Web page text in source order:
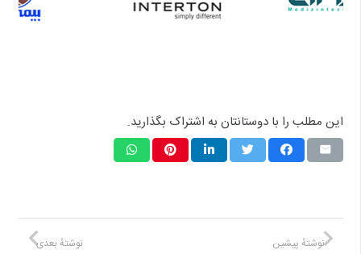
این مطلب را با دوستانتان به اشتراک بگذارید.
نوشتهٔ بعدی نوشتهٔ پیشین